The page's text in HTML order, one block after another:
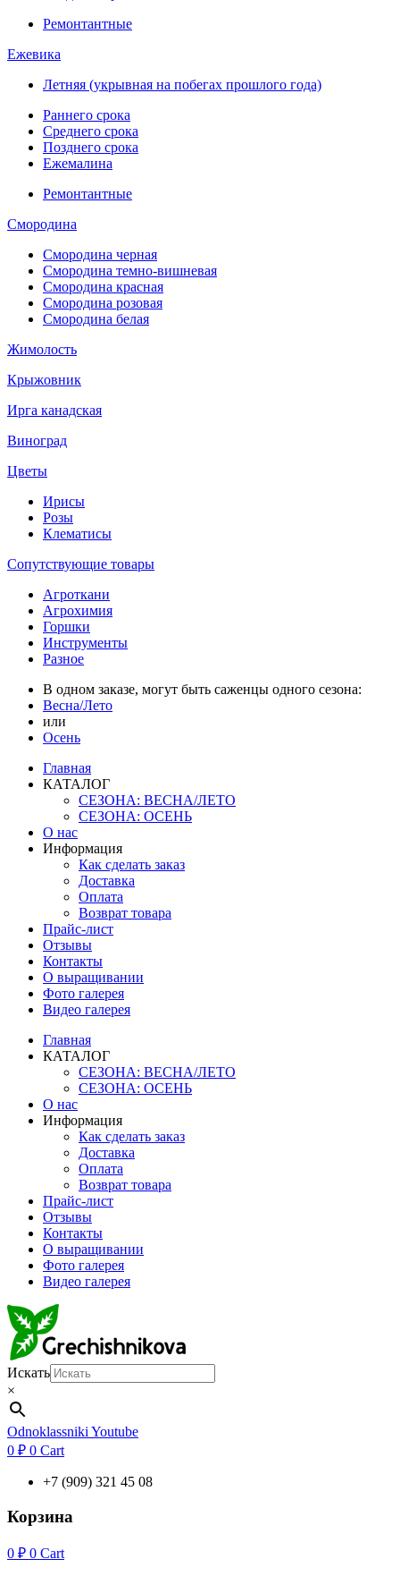
Ремонтантные
Ежевика
Летняя (укрывная на побегах прошлого года)
Раннего срока
Среднего срока
Позднего срока
Ежемалина
Ремонтантные
Смородина
Смородина черная
Смородина темно-вишневая
Смородина красная
Смородина розовая
Смородина белая
Жимолость
Крыжовник
Ирга канадская
Виноград
Цветы
Ирисы
Розы
Клематисы
Сопутствующие товары
Агроткани
Агрохимия
Горшки
Инструменты
Разное
В одном заказе, могут быть саженцы одного сезона:
Весна/Лето
или
Осень
Главная
КАТАЛОГ
СЕЗОНА: ВЕСНА/ЛЕТО
СЕЗОНА: ОСЕНЬ
О нас
Информация
Как сделать заказ
Доставка
Оплата
Возврат товара
Прайс-лист
Отзывы
Контакты
О выращивании
Фото галерея
Видео галерея
Главная
КАТАЛОГ
СЕЗОНА: ВЕСНА/ЛЕТО
СЕЗОНА: ОСЕНЬ
О нас
Информация
Как сделать заказ
Доставка
Оплата
Возврат товара
Прайс-лист
Отзывы
Контакты
О выращивании
Фото галерея
Видео галерея
Искать
×
Odnoklassniki Youtube
0 ₽ 0 Cart
+7 (909) 321 45 08
Корзина
0 ₽ 0 Cart